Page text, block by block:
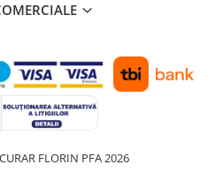
FLORIN PFA 2026